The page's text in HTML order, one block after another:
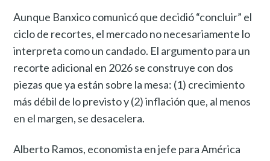
Aunque Banxico comunicó que decidió “concluir” el
ciclo de recortes, el mercado no necesariamente lo
interpreta como un candado. El argumento para un
recorte adicional en 2026 se construye con dos
piezas que ya están sobre la mesa: (1) crecimiento
más débil de lo previsto y (2) inflación que, al menos
en el margen, se desacelera.
Alberto Ramos, economista en jefe para América